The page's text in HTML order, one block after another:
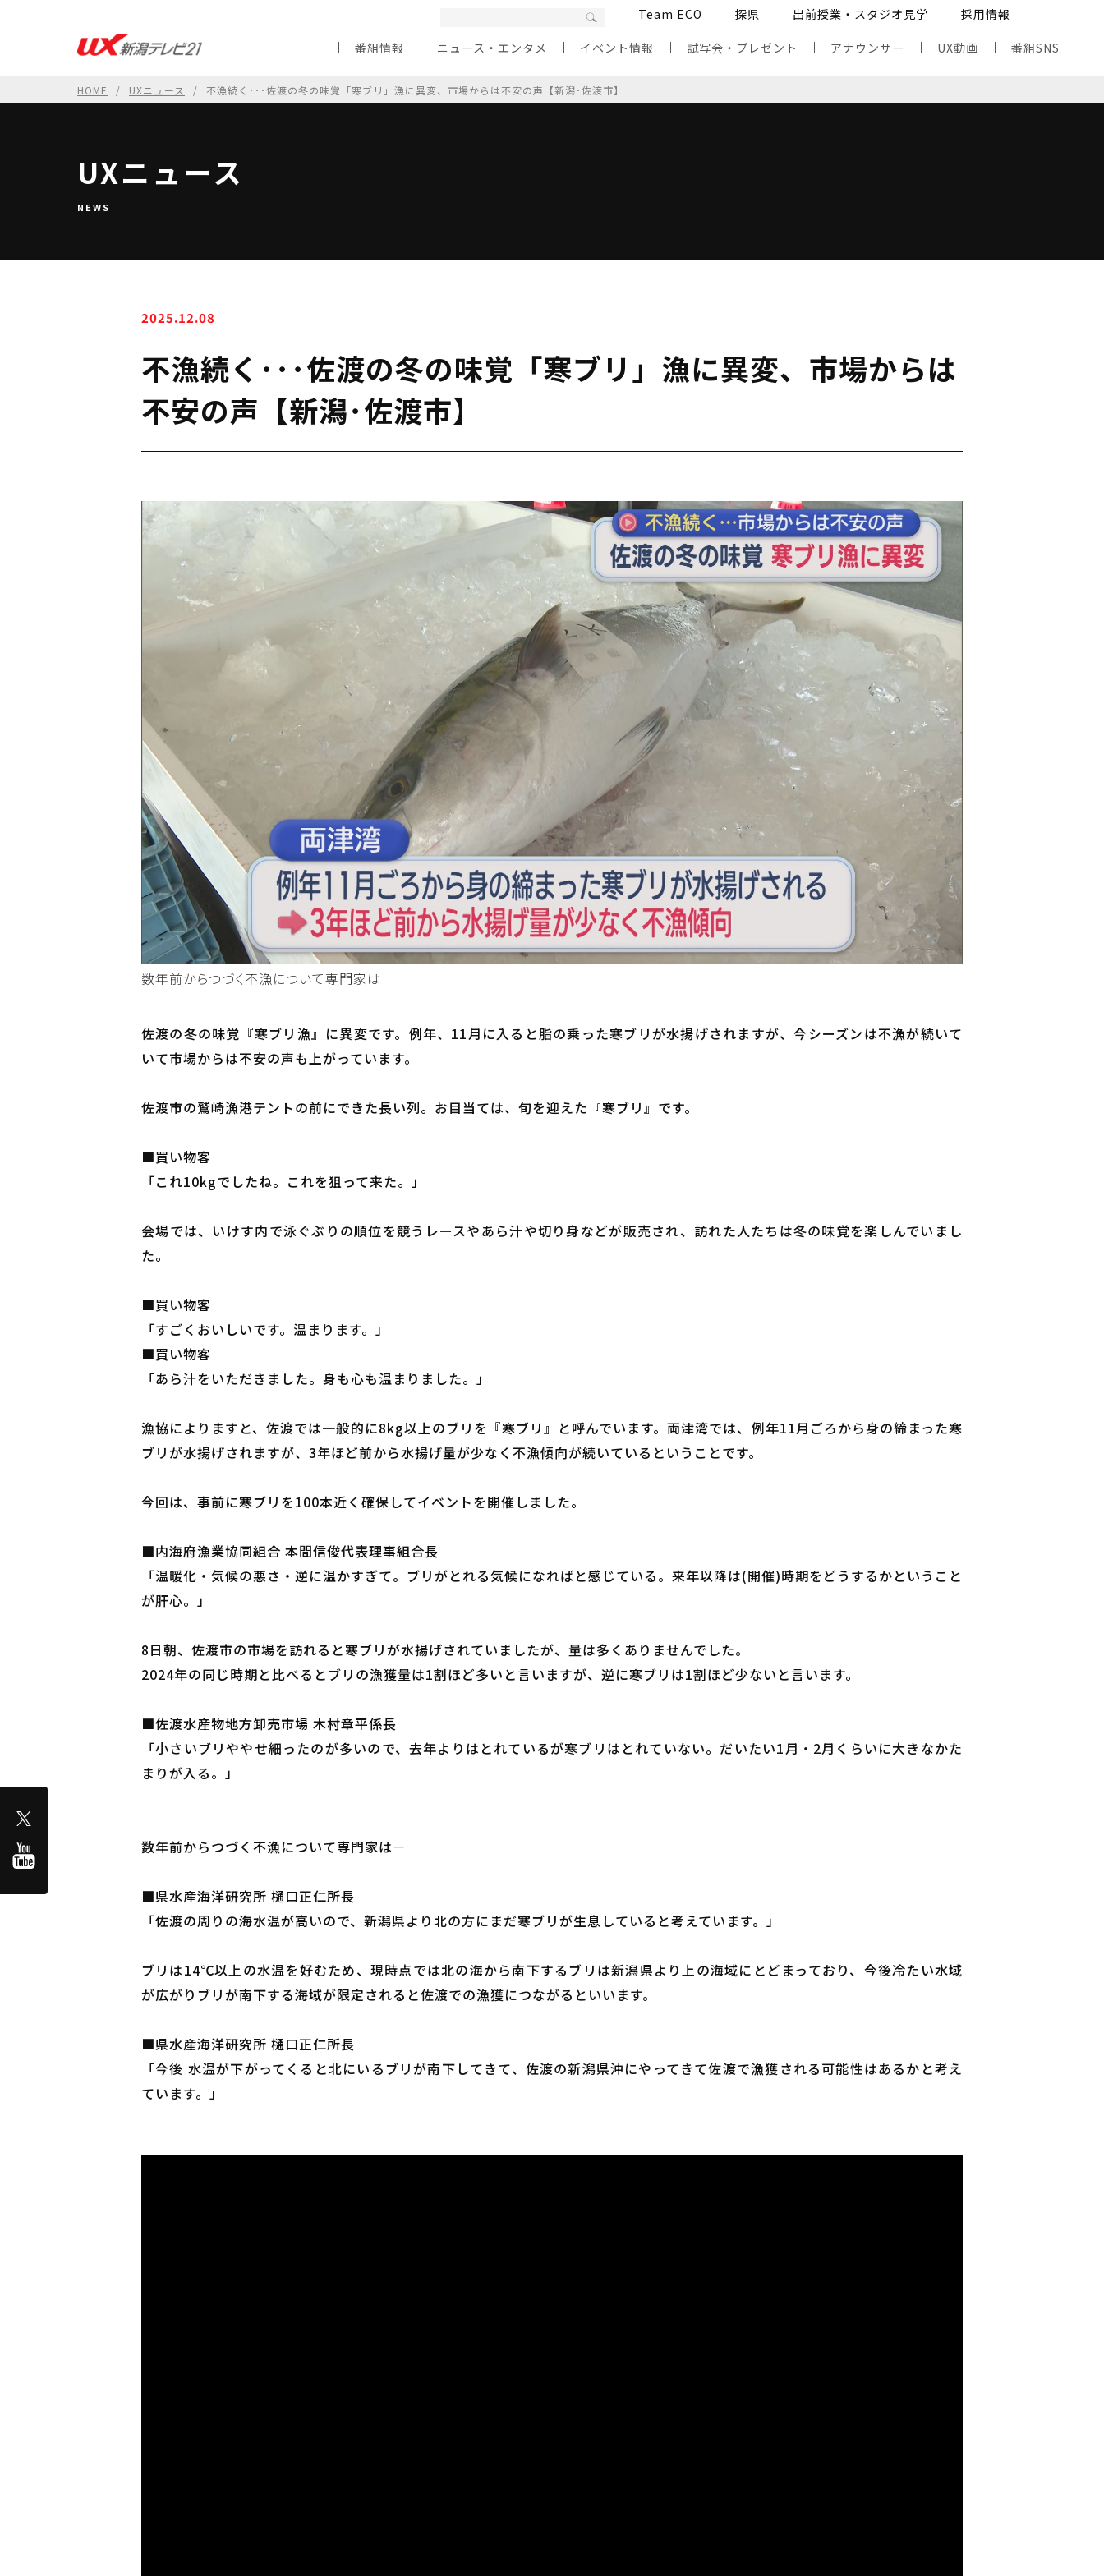
Team ECO 探県 出前授業・スタジオ見学 採用情報
番組情報 ニュース・エンタメ イベント情報 試写会・プレゼント アナウンサー UX動画 番組SNS
HOME UXニュース 不漁続く･･･佐渡の冬の味覚「寒ブリ」漁に異変、市場からは不安の声【新潟･佐渡市】
UXニュース
NEWS
2025.12.08
不漁続く･･･佐渡の冬の味覚「寒ブリ」漁に異変、市場からは
不安の声【新潟･佐渡市】
数年前からつづく不漁について専門家は
佐渡の冬の味覚『寒ブリ漁』に異変です。例年、11月に入ると脂の乗った寒ブリが水揚げされますが、今シーズンは不漁が続いて
いて市場からは不安の声も上がっています。
佐渡市の鷲崎漁港テントの前にできた長い列。お目当ては、旬を迎えた『寒ブリ』です。
■買い物客
「これ10kgでしたね。これを狙って来た。」
会場では、いけす内で泳ぐぶりの順位を競うレースやあら汁や切り身などが販売され、訪れた人たちは冬の味覚を楽しんでいまし
た。
■買い物客
「すごくおいしいです。温まります。」
■買い物客
「あら汁をいただきました。身も心も温まりました。」
漁協によりますと、佐渡では一般的に8kg以上のブリを『寒ブリ』と呼んでいます。両津湾では、例年11月ごろから身の締まった寒
ブリが水揚げされますが、3年ほど前から水揚げ量が少なく不漁傾向が続いているということです。
今回は、事前に寒ブリを100本近く確保してイベントを開催しました。
■内海府漁業協同組合 本間信俊代表理事組合長
「温暖化・気候の悪さ・逆に温かすぎて。ブリがとれる気候になればと感じている。来年以降は(開催)時期をどうするかということ
が肝心。」
8日朝、佐渡市の市場を訪れると寒ブリが水揚げされていましたが、量は多くありませんでした。
2024年の同じ時期と比べるとブリの漁獲量は1割ほど多いと言いますが、逆に寒ブリは1割ほど少ないと言います。
■佐渡水産物地方卸売市場 木村章平係長
「小さいブリややせ細ったのが多いので、去年よりはとれているが寒ブリはとれていない。だいたい1月・2月くらいに大きなかた
まりが入る。」
数年前からつづく不漁について専門家は－
■県水産海洋研究所 樋口正仁所長
「佐渡の周りの海水温が高いので、新潟県より北の方にまだ寒ブリが生息していると考えています。」
ブリは14℃以上の水温を好むため、現時点では北の海から南下するブリは新潟県より上の海域にとどまっており、今後冷たい水域
が広がりブリが南下する海域が限定されると佐渡での漁獲につながるといいます。
■県水産海洋研究所 樋口正仁所長
「今後 水温が下がってくると北にいるブリが南下してきて、佐渡の新潟県沖にやってきて佐渡で漁獲される可能性はあるかと考え
ています。」